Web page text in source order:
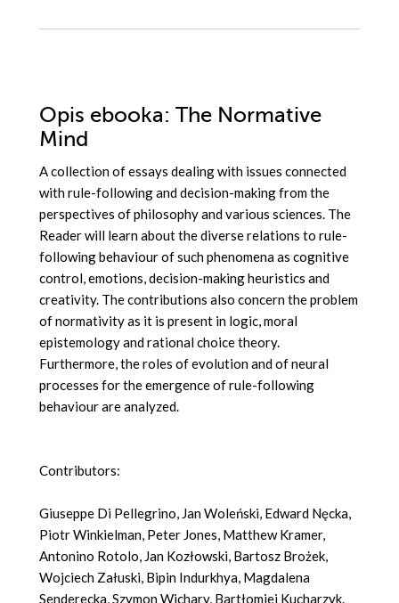
Opis ebooka: The Normative
Mind
A collection of essays dealing with issues connected
with rule-following and decision-making from the
perspectives of philosophy and various sciences. The
Reader will learn about the diverse relations to rule-
following behaviour of such phenomena as cognitive
control, emotions, decision-making heuristics and
creativity. The contributions also concern the problem
of normativity as it is present in logic, moral
epistemology and rational choice theory.
Furthermore, the roles of evolution and of neural
processes for the emergence of rule-following
behaviour are analyzed.
Contributors:
Giuseppe Di Pellegrino, Jan Woleński, Edward Nęcka,
Piotr Winkielman, Peter Jones, Matthew Kramer,
Antonino Rotolo, Jan Kozłowski, Bartosz Brożek,
Wojciech Załuski, Bipin Indurkhya, Magdalena
Senderecka, Szymon Wichary, Bartłomiej Kucharzyk.